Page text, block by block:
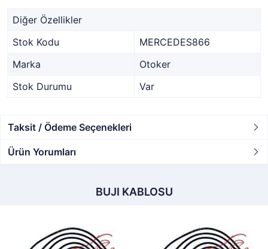
Diğer Özellikler
Stok Kodu
MERCEDES866
Marka
Otoker
Stok Durumu
Var
Taksit / Ödeme Seçenekleri
Ürün Yorumları
BUJI KABLOSU